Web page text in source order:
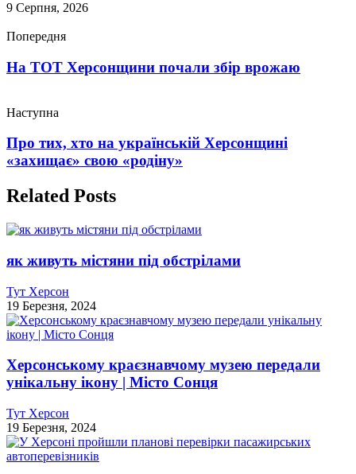
9 Серпня, 2026
Попередня
На ТОТ Херсонщини почали збір врожаю
Наступна
Про тих, хто на українській Херсонщині
«захищає» свою «родіну»
Related Posts
як живуть містяни під обстрілами
Тут Херсон
19 Березня, 2024
Херсонському краєзнавчому музею передали
унікальну ікону | Місто Сонця
Тут Херсон
19 Березня, 2024